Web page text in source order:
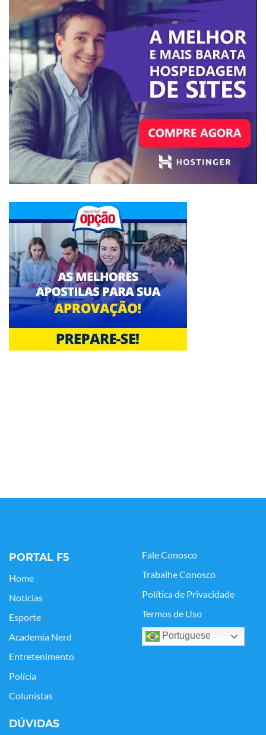
PORTAL F5
Home
Notícias
Esporte
Academia Nerd
Entretenimento
Polícia
Colunistas
Fale Conosco
Trabalhe Conosco
Política de Privacidade
Termos de Uso
Portuguese
DÚVIDAS